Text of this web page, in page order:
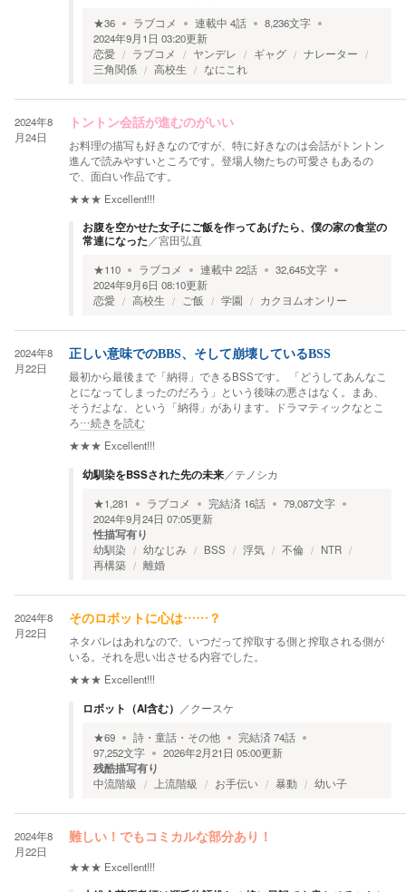
★36 ラブコメ 連載中 4話 8,236文字
2024年9月1日 03:20更新
恋愛
ラブコメ ヤンデレ ギャグ
ナレーター
三角関係
高校生 なにこれ
2024年8
月24日
トントン会話が進むのがいい
お料理の描写も好きなのですが、特に好きなのは会話がトントン
進んで読みやすいところです。登場人物たちの可愛さもあるの
で、面白い作品です。
★★★ Excellent!!!
お腹を空かせた女子にご飯を作ってあげたら、僕の家の食堂の
常連になった ／宮田弘直
★110 ラブコメ 連載中 22話 32,645文字
2024年9月6日 08:10更新
恋愛
高校生 ご飯 学園 カクヨムオンリー
2024年8
月22日
正しい意味でのBBS、そして崩壊しているBSS
最初から最後まで「納得」できるBSSです。 「どうしてあんなこ
とになってしまったのだろう」という後味の悪さはなく。まあ、
そうだよな、という「納得」があります。ドラマティックなとこ
ろ…続きを読む
★★★ Excellent!!!
幼馴染をBSSされた先の未来／テノシカ
★1,281 ラブコメ 完結済 16話 79,087文字
2024年9月24日 07:05更新
性描写有り
幼馴染 幼なじみ BSS 浮気 不倫
NTR
再構築
離婚
2024年8
月22日
そのロボットに心は……？
ネタバレはあれなので、いつだって搾取する側と搾取される側が
いる。それを思い出させる内容でした。
★★★ Excellent!!!
ロボット（AI含む） ／クースケ
★69 詩・童話・その他 完結済74話
97,252文字 2026年2月21日 05:00更新
残酷描写有り
中流階級 上流階級 お手伝い 暴動 幼い子
2024年8
月22日
難しい！でもコミカルな部分あり！
★★★ Excellent!!!